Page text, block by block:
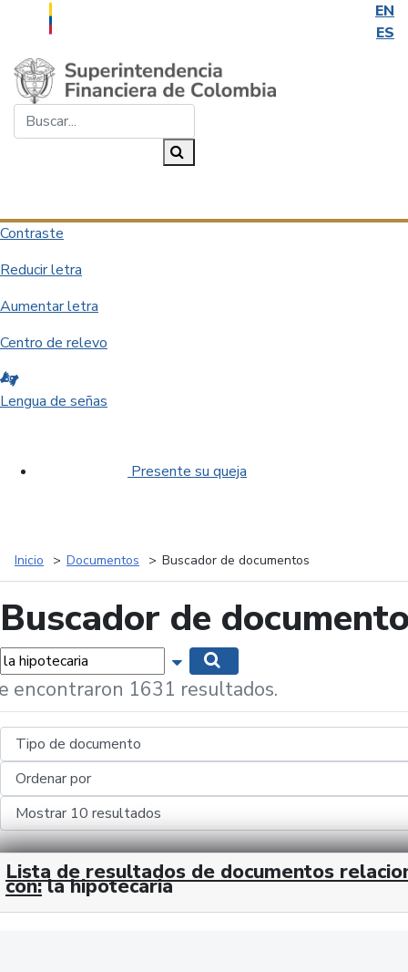
EN
ES
Saltar al contenido principal
Contraste
Reducir letra
Aumentar letra
Centro de relevo
Lengua de señas
Presente su queja
Inicio Documentos Buscador de documentos
Buscador de
Mostrar opciones de búsqueda
encontraron 1631 resultados.
Lista de resultados de documentos
con: la hipotecaria